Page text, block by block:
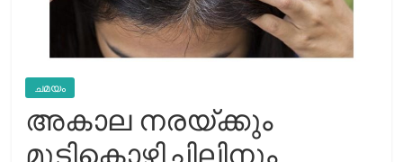
ചമയം
അകാല നരയ്ക്കും
മുടികൊഴിച്ചിലിനും